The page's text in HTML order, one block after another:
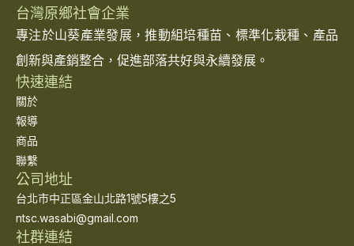
台灣原鄉社會企業
專注於山葵產業發展，推動組培種苗、標準化栽種、產品
創新與產銷整合，促進部落共好與永續發展。
快速連結
關於
報導
商品
聯繫
公司地址
台北市中正區金山北路1號5樓之5
ntsc.wasabi@gmail.com
社群連結